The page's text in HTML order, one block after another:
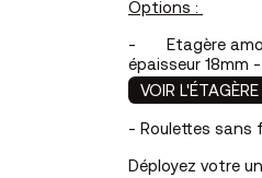
Options :
- Etagère
épaisseur 18mm
VOIR L'ÉTAGÈRE
- Roulettes sans
Déployez votre